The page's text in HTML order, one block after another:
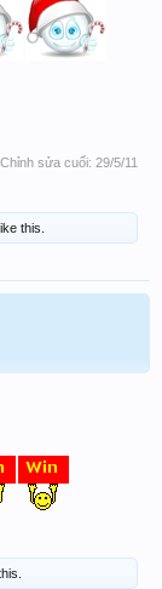
Chỉnh sửa cuối: 29/5/11
this.